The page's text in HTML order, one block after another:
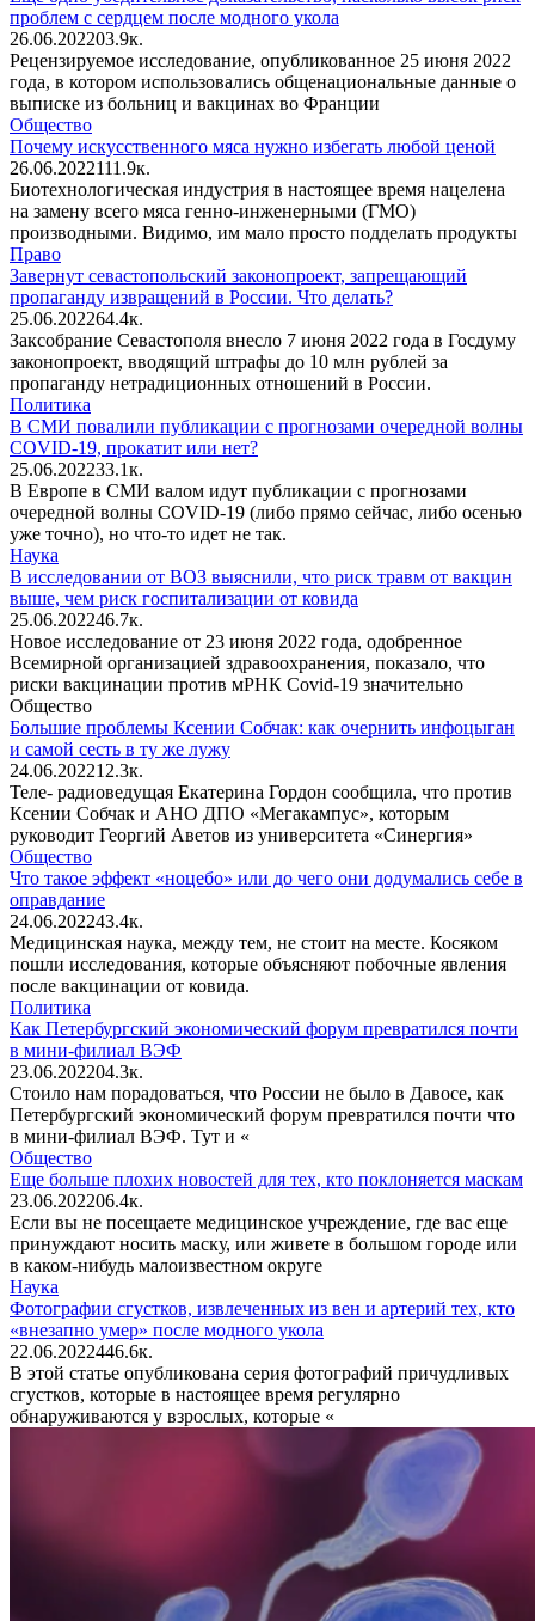
проблем с сердцем после модного укола
26.06.202203.9к.
Рецензируемое исследование, опубликованное 25 июня 2022
года, в котором использовались общенациональные данные о
выписке из больниц и вакцинах во Франции
Общество
Почему искусственного мяса нужно избегать любой ценой
26.06.2022111.9к.
Биотехнологическая индустрия в настоящее время нацелена
на замену всего мяса генно-инженерными (ГМО)
производными. Видимо, им мало просто подделать продукты
Право
Завернут севастопольский законопроект, запрещающий
пропаганду извращений в России. Что делать?
25.06.202264.4к.
Заксобрание Севастополя внесло 7 июня 2022 года в Госдуму
законопроект, вводящий штрафы до 10 млн рублей за
пропаганду нетрадиционных отношений в России.
Политика
В СМИ повалили публикации с прогнозами очередной волны
COVID-19, прокатит или нет?
25.06.202233.1к.
В Европе в СМИ валом идут публикации с прогнозами
очередной волны COVID-19 (либо прямо сейчас, либо осенью
уже точно), но что-то идет не так.
Наука
В исследовании от ВОЗ выяснили, что риск травм от вакцин
выше, чем риск госпитализации от ковида
25.06.202246.7к.
Новое исследование от 23 июня 2022 года, одобренное
Всемирной организацией здравоохранения, показало, что
риски вакцинации против мРНК Covid-19 значительно
Общество
Большие проблемы Ксении Собчак: как очернить инфоцыган
и самой сесть в ту же лужу
24.06.20221 2.3к.
Теле- радиоведущая Екатерина Гордон сообщила, что против
Ксении Собчак и АНО ДПО «Мегакампус», которым
руководит Георгий Аветов из университета «Синергия»
Общество
Что такое эффект «ноцебо» или до чего они додумались себе в
оправдание
24.06.202243.4к.
Медицинская наука, между тем, не стоит на месте. Косяком
пошли исследования, которые объясняют побочные явления
после вакцинации от ковида.
Политика
Как Петербургский экономический форум превратился почти
в мини-филиал ВЭФ
23.06.202204.3к.
Стоило нам порадоваться, что России не было в Давосе, как
Петербургский экономический форум превратился почти что
в мини-филиал ВЭФ. Тут и «
Общество
Еще больше плохих новостей для тех, кто поклоняется маскам
23.06.202206.4к.
Если вы не посещаете медицинское учреждение, где вас еще
принуждают носить маску, или живете в большом городе или
в каком-нибудь малоизвестном округе
Наука
Фотографии сгустков, извлеченных из вен и артерий тех, кто
«внезапно умер» после модного укола
22.06.2022446.6к.
В этой статье опубликована серия фотографий причудливых
сгустков, которые в настоящее время регулярно
обнаруживаются у взрослых, которые «